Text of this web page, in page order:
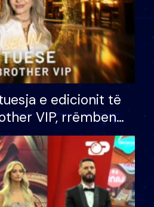
e edicionit të
VIP, rrëmben
prej 100 mijë eurosh